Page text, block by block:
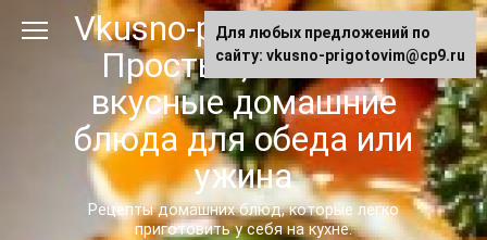
Vkusno-prigotovim.ru -
Простые, сытные,
вкусные домашние
блюда для обеда или
ужина
Рецепты домашних блюд, которые легко
приготовить у себя на кухне.
Для любых предложений по
сайту: vkusno-prigotovim@cp9.ru